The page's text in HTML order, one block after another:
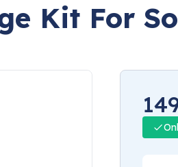
Kit For